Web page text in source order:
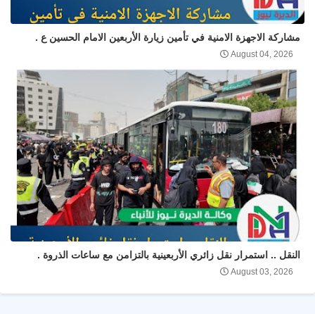
مشاركة الاجهزة الامنية في تأمين زيارة الأربعين الامام الحسين ع .
August 04, 2026
النقل .. استمرار نقل زائري الأربعينية بالتزامن مع ساعات الذروة .
August 03, 2026